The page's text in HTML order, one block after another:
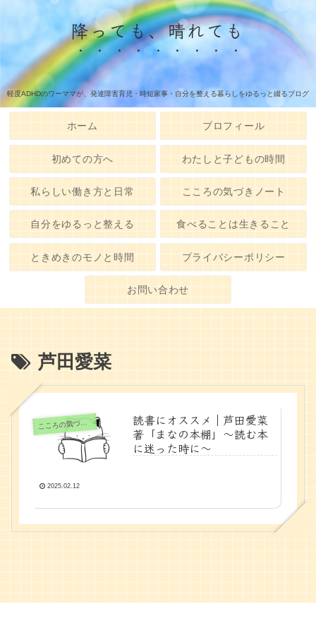
降っても、晴れても
軽度ADHDのワーママが、発達障害育児・時短家事・自分を整える暮らしをゆるっと綴るブログ
ホーム プロフィール
初めての方へ わたしと子どもの時間
私らしい働き方と日常 こころの気づきノート
自分をゆるっと整える 食べることは生きること
ときめきのモノと時間 プライバシーポリシー
お問い合わせ
芦田愛菜
こころの気づきノート
読書にオススメ｜芦田愛菜
著「まなの本棚」〜読む本
に迷った時に〜
2025.02.12